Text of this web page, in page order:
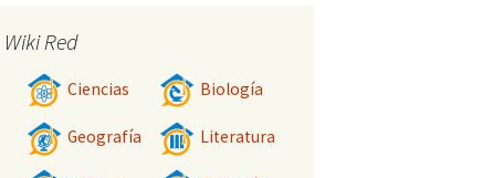
Wiki Red
Ciencias Biología
Geografía Literatura